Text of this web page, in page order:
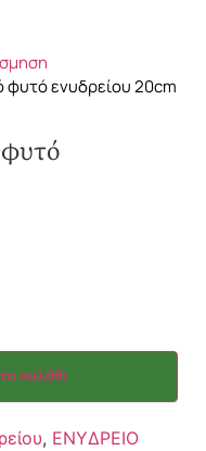
φυτό ενυδρείου 20cm
καλάθι
, ΕΝΥΔΡΕΙΟ